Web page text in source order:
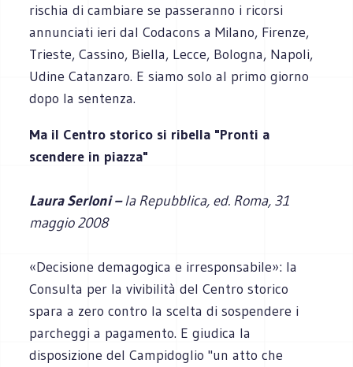
rischia di cambiare se passeranno i ricorsi
annunciati ieri dal Codacons a Milano, Firenze,
Trieste, Cassino, Biella, Lecce, Bologna, Napoli,
Udine Catanzaro. E siamo solo al primo giorno
dopo la sentenza.
Ma il Centro storico si ribella "Pronti a
scendere in piazza"
Laura Serloni –la Repubblica, ed. Roma, 31
maggio 2008
«Decisione demagogica e irresponsabile»: la
Consulta per la vivibilità del Centro storico
spara a zero contro la scelta di sospendere i
parcheggi a pagamento. E giudica la
disposizione del Campidoglio "un atto che